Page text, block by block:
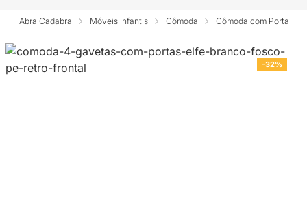
Abra Cadabra Móveis Infantis Cômoda Cômoda com Porta
-32%